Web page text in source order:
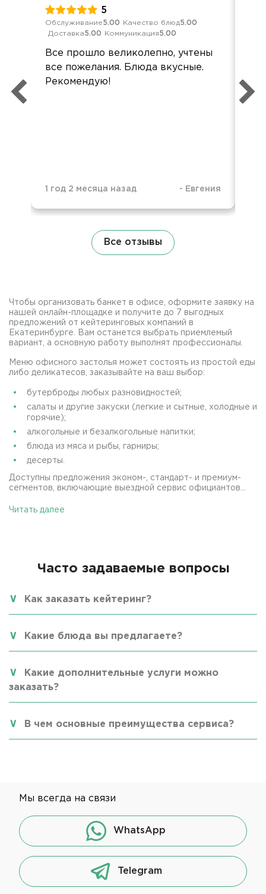
5
Обслуживание5.00 Качество блюд5.00
Доставка5.00 Коммуникация5.00
Все прошло великолепно, учтены
все пожелания. Блюда вкусные.
Рекомендую!
1 год 2 месяца назад - Евгения
Все отзывы
Чтобы организовать банкет в офисе, оформите заявку на
нашей онлайн-площадке и получите до 7 выгодных
предложений от кейтеринговых компаний в
Екатеринбурге. Вам останется выбрать приемлемый
вариант, а основную работу выполнят профессионалы.
Меню офисного застолья может состоять из простой еды
либо деликатесов, заказывайте на ваш выбор:
бутерброды любых разновидностей;
салаты и другие закуски (легкие и сытные, холодные и
горячие);
алкогольные и безалкогольные напитки;
блюда из мяса и рыбы, гарниры;
десерты.
Доступны предложения эконом-, стандарт- и премиум-
сегментов, включающие выездной сервис официантов...
Читать далее
Часто задаваемые вопросы
Как заказать кейтеринг?
Какие блюда вы предлагаете?
Какие дополнительные услуги можно
заказать?
В чем основные преимущества сервиса?
Мы всегда на связи
WhatsApp
Telegram